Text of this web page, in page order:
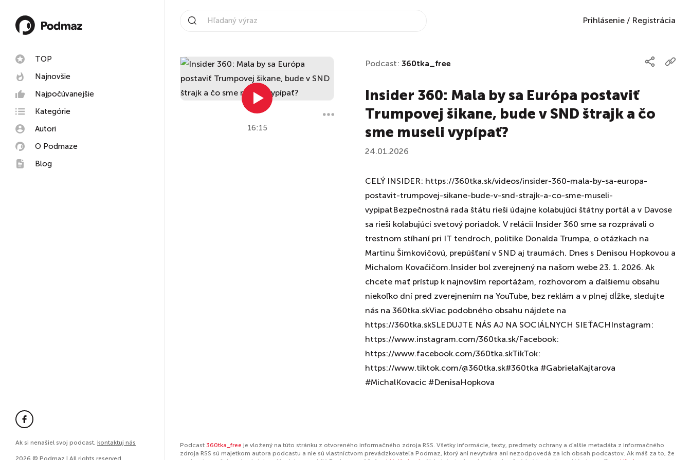
TOP
Najnovšie
Najpočúvanejšie
Kategórie
Autori
O Podmaze
Blog
Ak si nenašiel svoj podcast, kontaktuj nás
2026 © Podmaz | All rights reserved
Prihlásenie / Registrácia
16:15
Podcast: 360tka_free
Insider 360: Mala by sa Európa postaviť
Trumpovej šikane, bude v SND štrajk a čo
sme museli vypípať?
24.01.2026
CELÝ INSIDER: https://360tka.sk/videos/insider-360-mala-by-sa-europa-
postavit-trumpovej-sikane-bude-v-snd-strajk-a-co-sme-museli-
vypipatBezpečnostná rada štátu rieši údajne kolabujúci štátny portál a v Davose
sa rieši kolabujúci svetový poriadok. V relácii Insider 360 sme sa rozprávali o
trestnom stíhaní pri IT tendroch, politike Donalda Trumpa, o otázkach na
Martinu Šimkovičovú, prepúšťaní v SND aj traumách. Dnes s Denisou Hopkovou a
Michalom Kovačičom.Insider bol zverejnený na našom webe 23. 1. 2026. Ak
chcete mať prístup k najnovším reportážam, rozhovorom a ďalšiemu obsahu
niekoľko dní pred zverejnením na YouTube, bez reklám a v plnej dĺžke, sledujte
nás na 360tka.skViac podobného obsahu nájdete na
https://360tka.skSLEDUJTE NÁS AJ NA SOCIÁLNYCH SIEŤACHInstagram:
https://www.instagram.com/360tka.sk/Facebook:
https://www.facebook.com/360tka.skTikTok:
https://www.tiktok.com/@360tka.sk#360tka #GabrielaKajtarova
#MichalKovacic #DenisaHopkova
Podcast 360tka_free je vložený na túto stránku z otvoreného informačného zdroja RSS. Všetky informácie, texty, predmety ochrany a ďalšie metadáta z informačného
zdroja RSS sú majetkom autora podcastu a nie sú vlastníctvom prevádzkovateľa Podmaz, ktorý ani nevytvára ani nezodpovedá za ich obsah podcastov. Ak máš za to, že